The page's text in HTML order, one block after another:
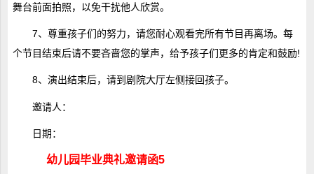
舞台前面拍照，以免干扰他人欣赏。
7、尊重孩子们的努力，请您耐心观看完所有节目再离场。每
个节目结束后请不要吝啬您的掌声，给予孩子们更多的肯定和鼓励!
8、演出结束后，请到剧院大厅左侧接回孩子。
邀请人：
日期：
幼儿园毕业典礼邀请函5